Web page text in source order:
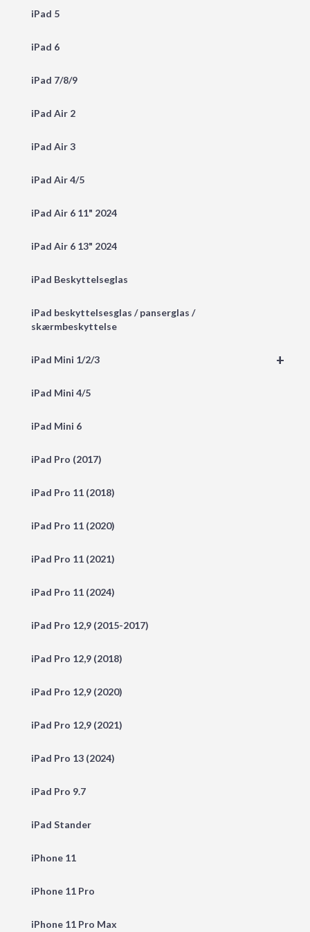
iPad 5
iPad 6
iPad 7/8/9
iPad Air 2
iPad Air 3
iPad Air 4/5
iPad Air 6 11" 2024
iPad Air 6 13" 2024
iPad Beskyttelseglas
iPad beskyttelsesglas / panserglas /
skærmbeskyttelse
+
iPad Mini 1/2/3
iPad Mini 4/5
iPad Mini 6
iPad Pro (2017)
iPad Pro 11 (2018)
iPad Pro 11 (2020)
iPad Pro 11 (2021)
iPad Pro 11 (2024)
iPad Pro 12,9 (2015-2017)
iPad Pro 12,9 (2018)
iPad Pro 12,9 (2020)
iPad Pro 12,9 (2021)
iPad Pro 13 (2024)
iPad Pro 9.7
iPad Stander
iPhone 11
iPhone 11 Pro
iPhone 11 Pro Max